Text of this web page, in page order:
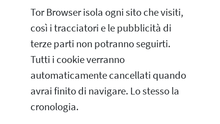
Tor Browser isola ogni sito che visiti,
così i tracciatori e le pubblicità di
terze parti non potranno seguirti.
Tutti i cookie verranno
automaticamente cancellati quando
avrai finito di navigare. Lo stesso la
cronologia.